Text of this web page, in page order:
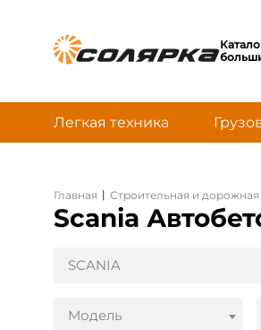
Легкая техника
Главная | Строительная и дорожная
Scania
SCANIA
Модель